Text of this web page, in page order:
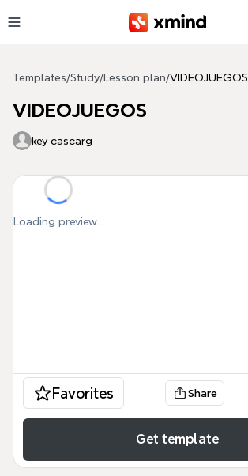
Templates/Study/ Lesson plan/VIDEOJUEGOS
VIDEOJUEGOS
key cascarg
Loading preview...
Favorites Share
Get template